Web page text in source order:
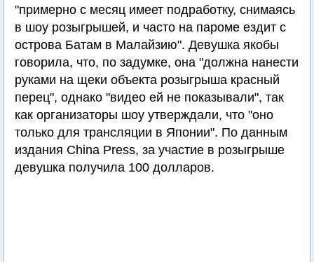
"примерно с месяц имеет подработку, снимаясь
в шоу розыгрышей, и часто на пароме ездит с
острова Батам в Малайзию". Девушка якобы
говорила, что, по задумке, она "должна нанести
руками на щеки объекта розыгрыша красный
перец", однако "видео ей не показывали", так
как организаторы шоу утверждали, что "оно
только для трансляции в Японии". По данным
издания China Press, за участие в розыгрыше
девушка получила 100 долларов.